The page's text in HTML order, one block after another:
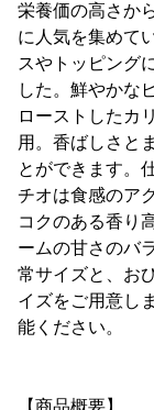
栄養価の高さか
に人気を集めて
スやトッピング
した。鮮やかな
ローストしたカ
用。香ばしさと
とができます。
チオは食感のア
コクのある香り
ームの甘さのバ
常サイズと、お
イズをご用意し
能ください。